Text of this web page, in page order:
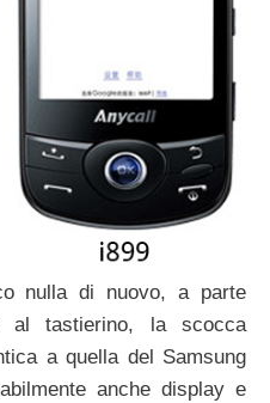
nulla di nuovo, a parte
al tastierino, la scocca
a quella del Samsung
anche display e